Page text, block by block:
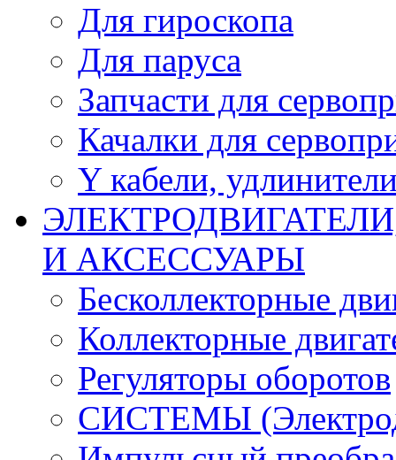
Для гироскопа
Для паруса
Запчасти для
Качалки для
Y кабели,
И АКСЕССУАРЫ
Бесколлекторные
Коллекторные
Регуляторы оборотов
СИСТЕМЫ